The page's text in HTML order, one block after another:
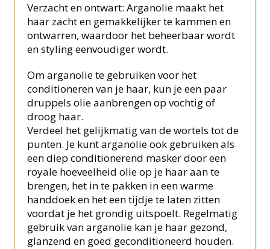
Verzacht en ontwart: Arganolie maakt het
haar zacht en gemakkelijker te kammen en
ontwarren, waardoor het beheerbaar wordt
en styling eenvoudiger wordt.
Om arganolie te gebruiken voor het
conditioneren van je haar, kun je een paar
druppels olie aanbrengen op vochtig of
droog haar.
Verdeel het gelijkmatig van de wortels tot de
punten. Je kunt arganolie ook gebruiken als
een diep conditionerend masker door een
royale hoeveelheid olie op je haar aan te
brengen, het in te pakken in een warme
handdoek en het een tijdje te laten zitten
voordat je het grondig uitspoelt. Regelmatig
gebruik van arganolie kan je haar gezond,
glanzend en goed geconditioneerd houden.